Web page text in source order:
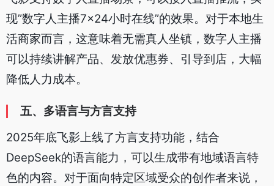
现”数字人主播7×24小时在线”的效果。对于本地生
活商家而言，这意味着无需真人坐镇，数字人主播
可以持续讲解产品、发放优惠券、引导到店，大幅
降低人力成本。
五、多语言与方言支持
2025年底飞影上线了方言支持功能，结合
DeepSeek的语言能力，可以生成带有地域语言特
色的内容。对于面向特定区域受众的创作者来说，